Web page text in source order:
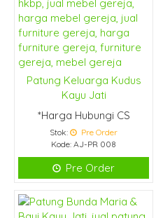
Patung Keluarga Kudus
Kayu Jati
*Harga Hubungi CS
Stok:
Pre Order
Kode: AJ-PR 008
Pre Order